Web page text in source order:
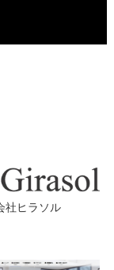
社ヒラソル